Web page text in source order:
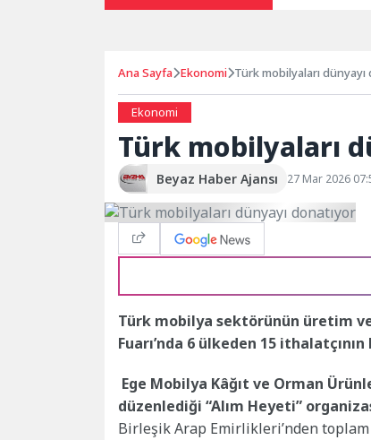
Ana Sayfa Ekonomi Türk mobilyaları dünyayı
Ekonomi
Türk mobilyaları
Beyaz Haber Ajansı 27 Mar 2026
Türk mobilya sektörünün üretim
Fuarı’nda 6 ülkeden 15
Ege Mobilya Kâğıt ve Orman
düzenlediği “Alım Heyeti”
Birleşik Arap Emirlikleri’nden toplam